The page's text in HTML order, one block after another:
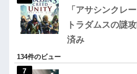
「アサシンクレ
トラダムスの謎
済み
134件のビュー